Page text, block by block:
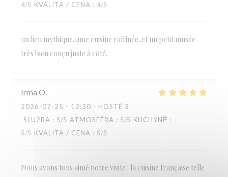
4/5 KVALITA / CENA : 4/5
un lieu mythique...une cuisine raffinée..et un petit musée
très bien conçu juste à côté.
Irma O
2026-07-25 - 12:30 - HOSTÉ 3
SLUŽBA : 5/5 ATMOSFÉRA : 5/5 KUCHYNĚ :
5/5 KVALITA / CENA : 5/5
Nous avons tous aimé notre visite : la cuisine française telle